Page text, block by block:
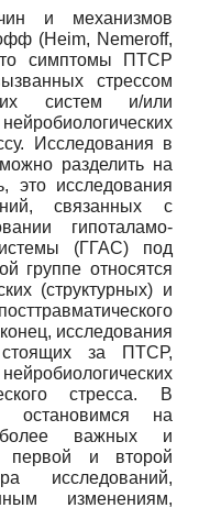
и механизмов
(Heim, Nemeroff,
симптомы ПТСР
стрессом
систем и/или
Исследования в
разделить на
это исследования
связанных с
гипоталамо-
(ГГАС) под
группе относятся
(структурных) и
исследования
стоящих за ПТСР,
стресса. В
на
важных и
первой и второй
исследований,
изменениям,